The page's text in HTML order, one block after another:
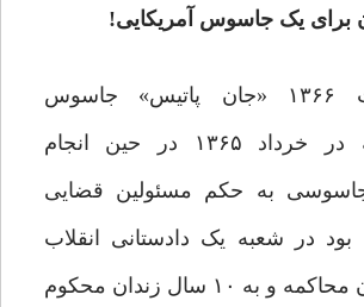
برای یک جاسوس آمریکایی!
۲ اردیبهشت ۱۳۶۶ «جان پاتیس» جاسوس
آمریکایی که در خرداد ۱۳۶۵ در حین انجام
به حکم مسئولین قضایی
در شعبه یک دادستانی انقلاب
اسلامی تهران محاکمه و به ۱۰ سال زندان محکوم